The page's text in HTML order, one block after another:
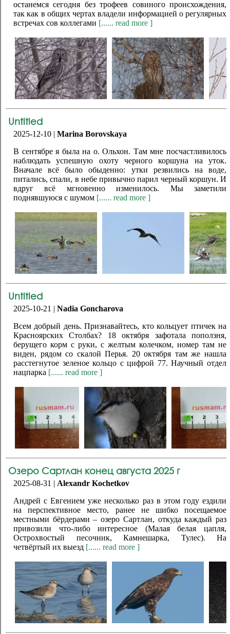
останемся сегодня без трофеев совиного происхождения,
так как в общих чертах владели информацией о регулярных
встречах сов коллегами [...... read more ]
Untitled
2025-12-10 | Marina Borovskaya
В сентябре я была на о. Ольхон. Там мне посчастливилось
наблюдать успешную охоту черного коршуна на уток.
Вначале всё было обыденно: утки резвились на воде,
питались, спали, в небе привычно парил черный коршун. И
вдруг всё мгновенно изменилось. Мы заметили
поднявшуюся с шумом [...... read more ]
Untitled
2025-10-21 | Nadia Goncharova
Всем добрый день. Признавайтесь, кто кольцует птичек на
Красноярских Столбах? 18 октября зафотала поползня,
берущего корм с руки, с желтым колечком, номер там не
виден, рядом со скалой Перья. 20 октября там же нашла
расстегнутое зеленое кольцо с цифрой 77. Научный отдел
нацпарка [...... read more ]
Озеро Сартлан конец августа 2025 г
2025-08-31 | Alexandr Kochetkov
Андрей с Евгением уже несколько раз в этом году ездили
на перспективное место, ранее не шибко посещаемое
местными бёрдерами – озеро Сартлан, откуда каждый раз
привозили что-либо интересное (Малая белая цапля,
Острохвостый песочник, Камнешарка, Тулес). На
четвёртый их выезд [...... read more ]